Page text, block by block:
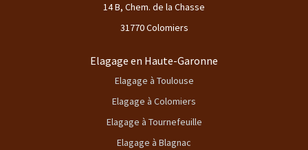
14 B, Chem. de la Chasse
31770 Colomiers
Elagage en Haute-Garonne
Elagage à Toulouse
Elagage à Colomiers
Elagage à Tournefeuille
Elagage à Blagnac